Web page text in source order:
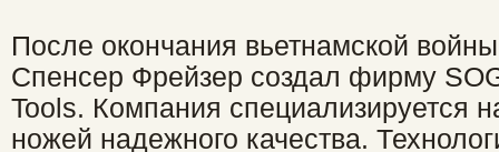
После окончания вьетнамской
Спенсер Фрейзер создал фирму
Tools. Компания специализируется
ножей надежного качества.